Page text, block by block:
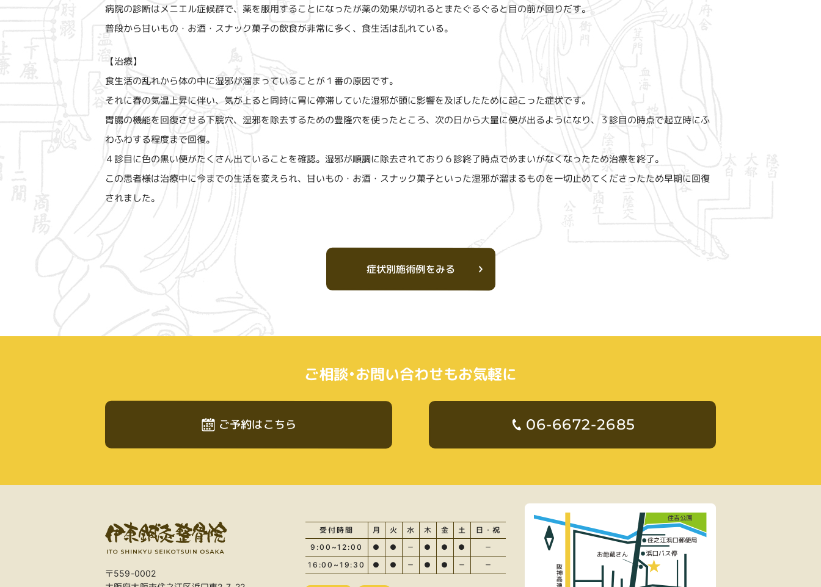
病院の診断はメニエル症候群で、薬を服用することになったが薬の効果が切れるとまたぐるぐると目の前が回りだす。
普段から甘いもの・お酒・スナック菓子の飲食が非常に多く、食生活は乱れている。
【治療】
食生活の乱れから体の中に湿邪が溜まっていることが１番の原因です。
それに春の気温上昇に伴い、気が上ると同時に胃に停滞していた湿邪が頭に影響を及ぼしたために起こった症状です。
胃腸の機能を回復させる下脘穴、湿邪を除去するための豊隆穴を使ったところ、次の日から大量に便が出るようになり、３診目の時点で起立時にふ
わふわする程度まで回復。
４診目に色の黒い便がたくさん出ていることを確認。湿邪が順調に除去されており６診終了時点でめまいがなくなったため治療を終了。
この患者様は治療中に今までの生活を変えられ、甘いもの・お酒・スナック菓子といった湿邪が溜まるものを一切止めてくださったため早期に回復
されました。
症状別施術例をみる
ご相談・お問い合わせもお気軽に
ご予約はこちら 06-6672-2685
〒559-0002
受付時間 月 火 水 木 金 土 日・祝
9:00~12:00 ● ● － ● ● ● －
16:00~19:30 ● ● － ● ● － －